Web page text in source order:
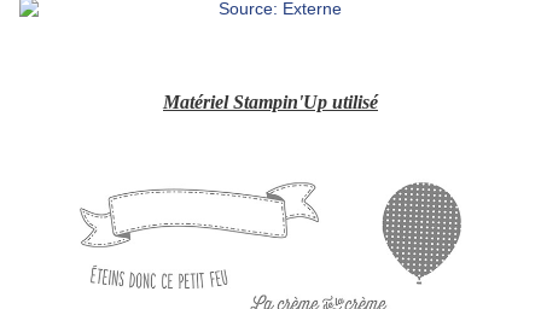
Matériel Stampin'Up utilisé